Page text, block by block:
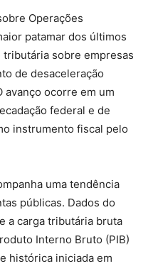
Operações
patamar dos últimos
tributária sobre empresas
de desaceleração
avanço ocorre em um
federal e de
instrumento fiscal pelo
uma tendência
públicas. Dados do
a carga tributária bruta
Interno Bruto (PIB)
histórica iniciada em